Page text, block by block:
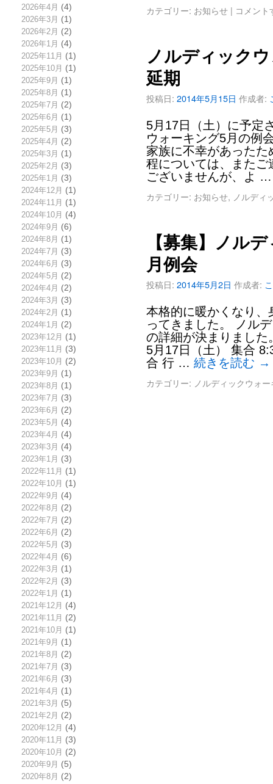
2026年4月 (4)
2026年3月 (1)
2026年2月 (2)
2026年1月 (4)
2025年11月 (1)
2025年10月 (1)
2025年9月 (1)
2025年8月 (1)
2025年7月 (2)
2025年6月 (1)
2025年5月 (3)
2025年4月 (2)
2025年3月 (1)
2025年2月 (3)
2025年1月 (3)
2024年12月 (1)
2024年11月 (1)
2024年10月 (4)
2024年9月 (6)
2024年8月 (1)
2024年7月 (3)
2024年6月 (3)
2024年5月 (2)
2024年4月 (2)
2024年3月 (3)
2024年2月 (1)
2024年1月 (2)
2023年12月 (1)
2023年11月 (3)
2023年10月 (2)
2023年9月 (1)
2023年8月 (1)
2023年7月 (3)
2023年6月 (2)
2023年5月 (4)
2023年4月 (4)
2023年3月 (4)
2023年1月 (3)
2022年11月 (1)
2022年10月 (1)
2022年9月 (4)
2022年8月 (2)
2022年7月 (2)
2022年6月 (2)
2022年5月 (3)
2022年4月 (6)
2022年3月 (1)
2022年2月 (3)
2022年1月 (1)
2021年12月 (4)
2021年11月 (2)
2021年10月 (1)
2021年9月 (1)
2021年8月 (2)
2021年7月 (3)
2021年6月 (3)
2021年4月 (1)
2021年3月 (5)
2021年2月 (2)
2020年12月 (4)
2020年11月 (3)
2020年10月 (2)
2020年9月 (5)
2020年8月 (2)
カテゴリー: お知らせ | コメント
ノルディック
延期
投稿日: 2014年5月15日 作成者:
5月17日（土）に予定
ウォーキング5月の例
家族に不幸があった
程については、また
ございませんが、よ
カテゴリー: お知らせ, ノルディ
【募集】ノル
月例会
投稿日: 2014年5月2日 作成者:
本格的に暖かくなり
ってきました。 ノル
の詳細が決まりまし
5月17日（土） 集合
合 行 … 続きを読む →
カテゴリー: ノルディックウォ